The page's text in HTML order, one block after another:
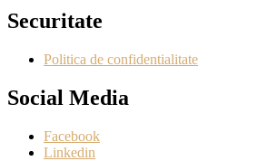
Securitate
Politica de confidentialitate
Social Media
Facebook
Linkedin